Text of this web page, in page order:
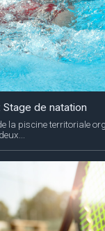
de natation
la piscine territoriale